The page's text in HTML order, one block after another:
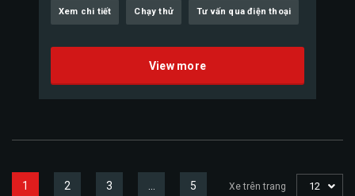
Xem chi tiết Chạy thử Tư vấn qua điện thoại
View more
1 2 3 5 Xe trên trang 12